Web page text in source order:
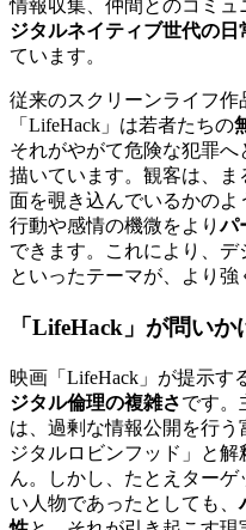
情報収集、仲間とのコミ
ジタルネイティブ世代の日
ています。
従来のスクリーンライフ作
「LifeHack」は若者たちの
それがやがて危険な犯罪
描いています。観客は、
面を覗き込んでいるかの
行動や感情の機微をよりパ
できます。これにより、
といったテーマが、より強
「LifeHack」が問い
映画「LifeHack」が提示す
ジタル倫理の複雑さです。
は、過剰な情報公開を行
ジタルロビンフッド」と
ん。しかし、たとえターゲ
い人物であったとしても、